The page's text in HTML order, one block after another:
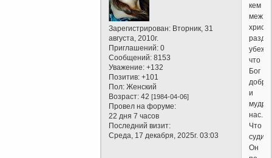
Зарегистрирован: Вторник, 31
августа, 2010г.
Приглашений: 0
Сообщений: 8153
Уважение: +132
Позитив: +101
Пол: Женский
Возраст: 42[1984-04-06]
Провел на форуме:
22 дня 7 часов
Последний визит:
Среда, 17 декабря, 2025г. 03:03
кем
меж
что
Бог
и
нас.
Что
судит
Он